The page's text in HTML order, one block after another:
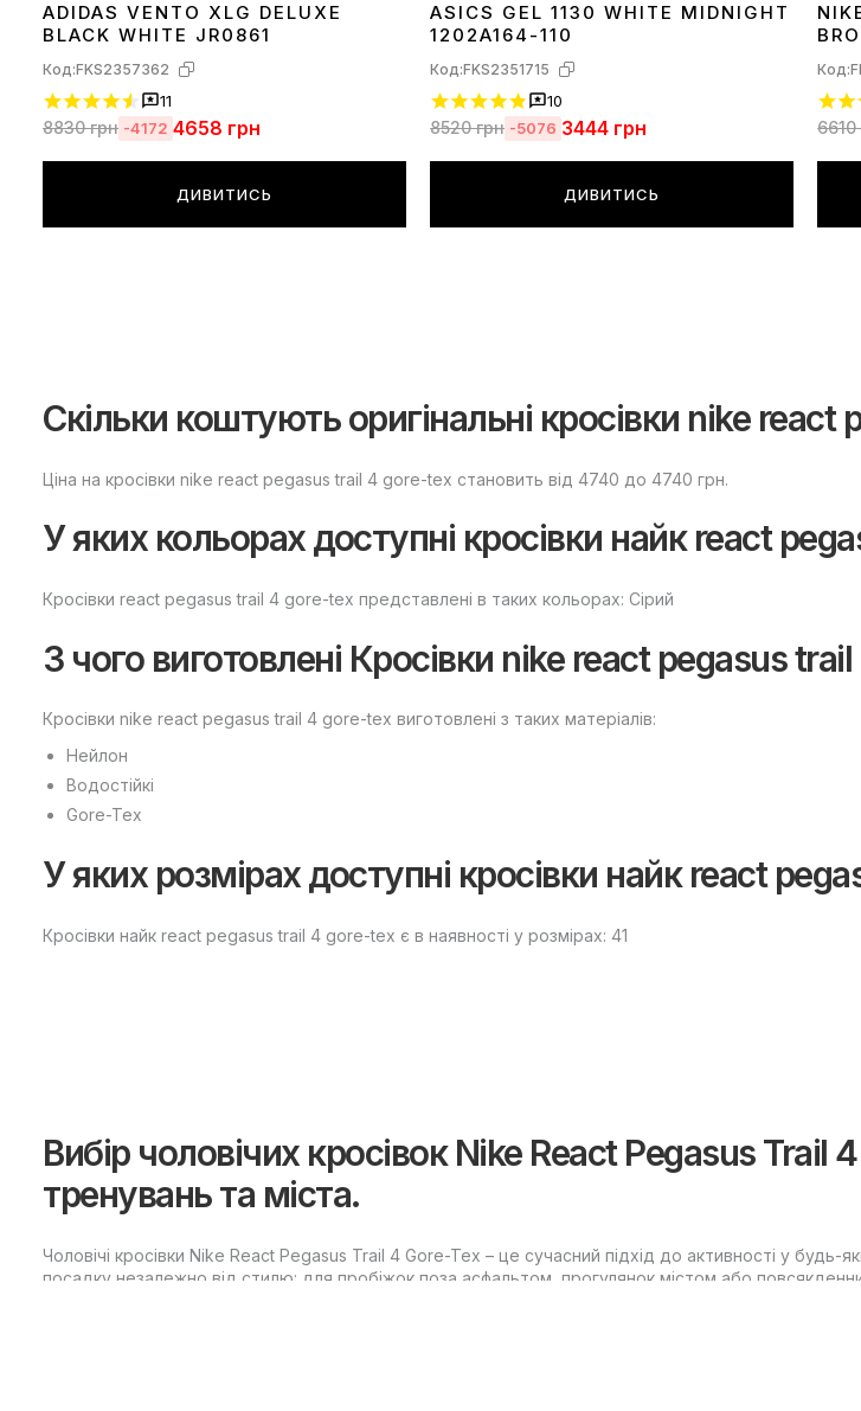
36 3738 39 4041424344
ADIDAS VENTO XLG DELUXE
BLACK WHITE JR0861
Код:FKS2357362
11
8830грн -4172 4658 грн
ДИВИТИСЬ
36 37383941 42 43 44
ASICS GEL 1130 WHITE MIDNIGHT
1202A164-110
Код:FKS2351715
10
8520грн -5076 3444 грн
ДИВИТИСЬ
36
Код:
6610
Скільки коштують оригінальні кросівки nike
Ціна на кросівки nike react pegasus trail 4 gore-tex становить від 4740 до 4740 грн.
У яких кольорах доступні кросівки найк react
Кросівки react pegasus trail 4 gore-tex представлені в таких кольорах: Сірий
З чого виготовлені Кросівки nike react pegasus
Кросівки nike react pegasus trail 4 gore-tex виготовлені з таких матеріалів:
Нейлон
Водостійкі
Gore-Tex
У яких розмірах доступні кросівки найк react
Кросівки найк react pegasus trail 4 gore-tex є в наявності у розмірах: 41
Вибір чоловічих кросівок Nike React Pegasus Trail
тренувань та міста.
Чоловічі кросівки Nike React Pegasus Trail 4 Gore-Tex – це сучасний підхід до активності у
посадку незалежно від стилю: для пробіжок поза асфальтом, прогулянок містом або